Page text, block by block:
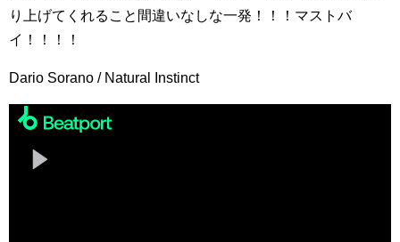
り上げてくれること間違いなしな一発！！！マストバ
イ！！！！
Dario Sorano / Natural Instinct